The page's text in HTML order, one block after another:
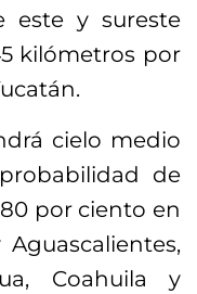
este y sureste
kilómetros por
cielo medio
de
por ciento en
Coahuila y